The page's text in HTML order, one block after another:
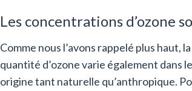
Les concentrations d’ozone
Comme nous l’avons rappelé plus haut,
quantité d’ozone varie également dans
origine tant naturelle qu’anthropique.